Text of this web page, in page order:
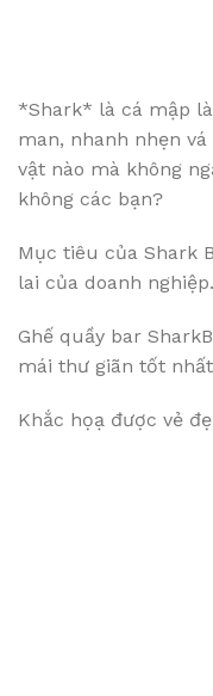
*Shark* là cá mập
man, nhanh nhẹn
vật nào mà không
không các bạn?
Mục tiêu của Shark
lai của doanh nghiệp.
Ghế quầy bar
mái thư giãn tốt
Khắc họạ được vẻ